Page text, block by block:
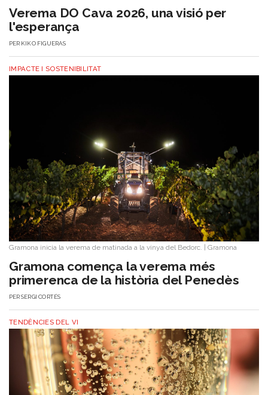
Verema DO Cava 2026, una visió per
l'esperança
PER KIKO FIGUERAS
IMPACTE I SOSTENIBILITAT
Gramona inicia la verema de matinada a la vinya del Bedorc. Gramona
Gramona comença la verema més
primerenca de la història del Penedès
PERSERGI CORTÉS
TENDÈNCIES DEL VI